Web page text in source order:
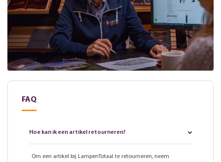
FAQ
Hoe kan ik een artikel retourneren?
Om een artikel bij LampenTotaal te retourneren, neem